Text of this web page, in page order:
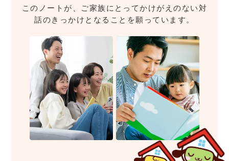
このノートが、ご家族にとってかけがえのない対
話のきっかけとなることを願っています。